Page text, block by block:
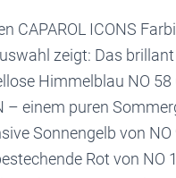
CAPAROL ICONS
zeigt: Das
Himmelblau NO
– einem puren
Sonnengelb von NO
Rot von NO